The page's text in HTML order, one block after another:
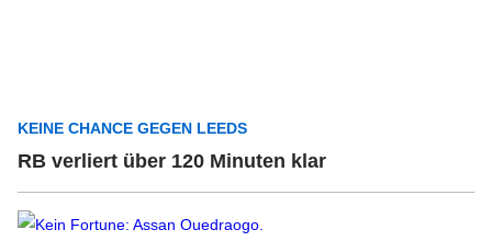
KEINE CHANCE GEGEN LEEDS
RB verliert über 120 Minuten klar